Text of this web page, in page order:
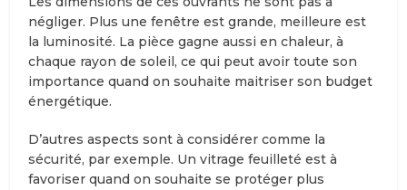
négliger. Plus une fenêtre est grande, meilleure est
la luminosité. La pièce gagne aussi en chaleur, à
chaque rayon de soleil, ce qui peut avoir toute son
importance quand on souhaite maitriser son budget
énergétique.
D’autres aspects sont à considérer comme la
sécurité, par exemple. Un vitrage feuilleté est à
favoriser quand on souhaite se protéger plus